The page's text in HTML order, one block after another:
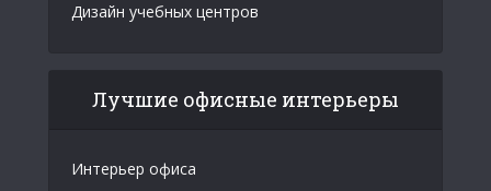
Дизайн учебных центров
Лучшие офисные интерьеры
Интерьер офиса